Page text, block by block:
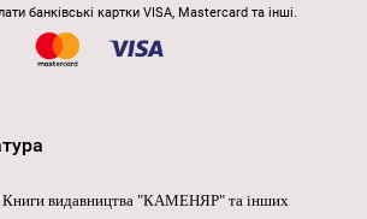
банківські картки VISA, Mastercard та інші.
Книги видавництва "КАМЕНЯР" та інших